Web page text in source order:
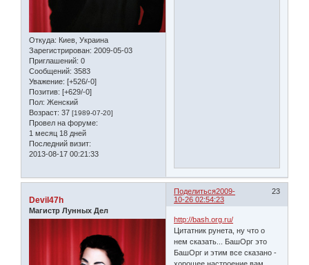
Откуда: Киев, Украина
Зарегистрирован: 2009-05-03
Приглашений: 0
Сообщений: 3583
Уважение: [+526/-0]
Позитив: [+629/-0]
Пол: Женский
Возраст: 37 [1989-07-20]
Провел на форуме:
1 месяц 18 дней
Последний визит:
2013-08-17 00:21:33
Поделиться 23
2009-
10-26 02:54:23
Devil47h
Магистр Лунных Дел
http://bash.org.ru/
Цитатник рунета, ну что о
нем сказать... БашОрг это
БашОрг и этим все сказано -